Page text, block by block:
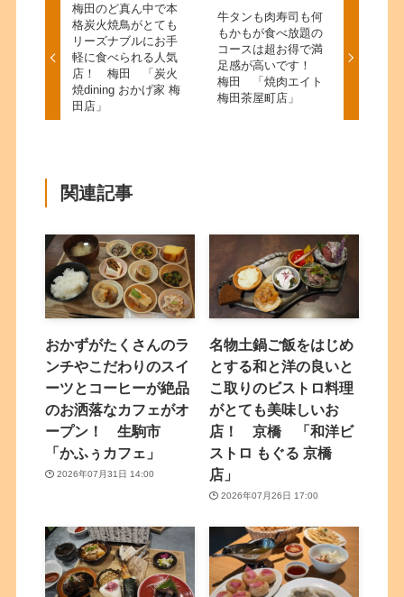
梅田のど真ん中で本
格炭火焼鳥がとても
リーズナブルにお手
軽に食べられる人気
店！ 梅田 「炭火
焼dining おかげ家 梅
田店」
牛タンも肉寿司も何
もかもが食べ放題の
コースは超お得で満
足感が高いです！
梅田 「焼肉エイト
梅田茶屋町店」
関連記事
おかずがたくさんのラ
ンチやこだわりのスイ
ーツとコーヒーが絶品
のお洒落なカフェがオ
ープン！ 生駒市
「かふぅカフェ」
2026年07月31日 14:00
名物土鍋ご飯をはじめ
とする和と洋の良いと
こ取りのビストロ料理
がとても美味しいお
店！ 京橋 「和洋ビ
ストロ もぐる 京橋
店」
2026年07月26日 17:00